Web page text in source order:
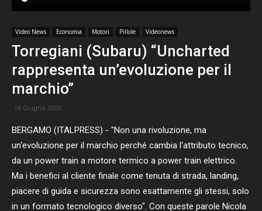
Video News Economia Motori Pillole Videonews
Torregiani (Subaru) “Uncharted
rappresenta un’evoluzione per il
marchio”
16 Giugno 2026
BERGAMO (ITALPRESS) - "Non una rivoluzione, ma
un'evoluzione per il marchio perché cambia l'attributo tecnico,
da un power train a motore termico a power train elettrico.
Ma i benefici al cliente finale come tenuta di strada, landing,
piacere di guida e sicurezza sono esattamente gli stessi, solo
in un formato tecnologico diverso". Con queste parole Nicola